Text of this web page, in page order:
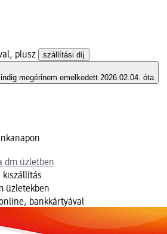
plusz szállítási díj
megérinem emelkedett 2026.02.04. óta
dm üzletben
kiszállítás
üzletekben
bankkártyával